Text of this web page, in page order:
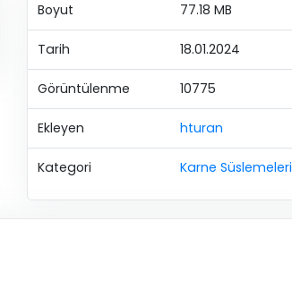
Boyut 77.18 MB
Tarih 18.01.2024
Görüntülenme 10775
Ekleyen hturan
Kategori Karne Süslemeleri